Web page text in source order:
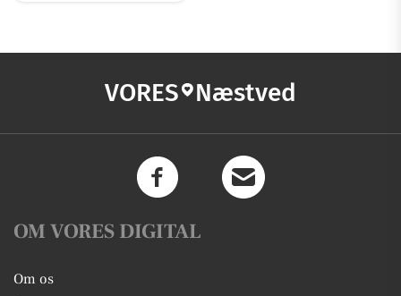
VORES Næstved
OM VORES DIGITAL
Om os